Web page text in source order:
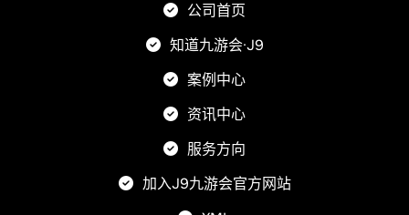
公司首页
知道九游会·J9
案例中心
资讯中心
服务方向
加入J9九游会官方网站